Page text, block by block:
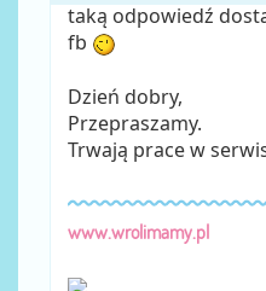
taką odpowiedź
fb
Dzień dobry,
Przepraszamy.
Trwają prace w
www.wrolimamy.pl